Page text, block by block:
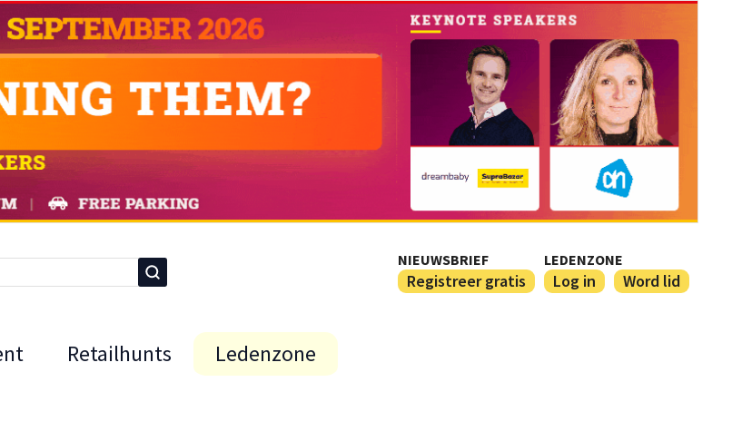
NIEUWSBRIEF
Registreer gratis
LEDENZONE
Log in Word lid
Retailhunts Ledenzone